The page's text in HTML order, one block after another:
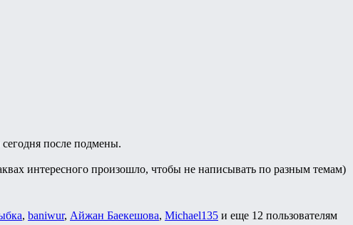
после подмены.
интересного произошло, чтобы не написывать по разным темам)
, baniwur, Айжан Баекешова, Michael135 и еще 12 пользователям